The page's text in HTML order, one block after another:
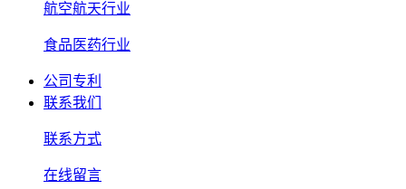
航空航天行业
食品医药行业
公司专利
联系我们
联系方式
在线留言